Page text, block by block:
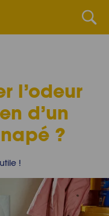
l’odeur
d’un
?
!